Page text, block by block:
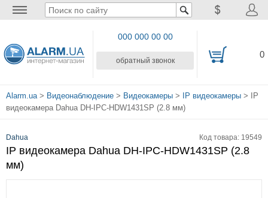
000 000 00 00
обратный звонок
0
Alarm.ua> Видеонаблюдение > Видеокамеры > IP видеокамеры > IP
видеокамера Dahua DH-IPC-HDW1431SP (2.8 мм)
Dahua Код товара: 19549
IP видеокамера Dahua DH-IPC-HDW1431SP (2.8
мм)